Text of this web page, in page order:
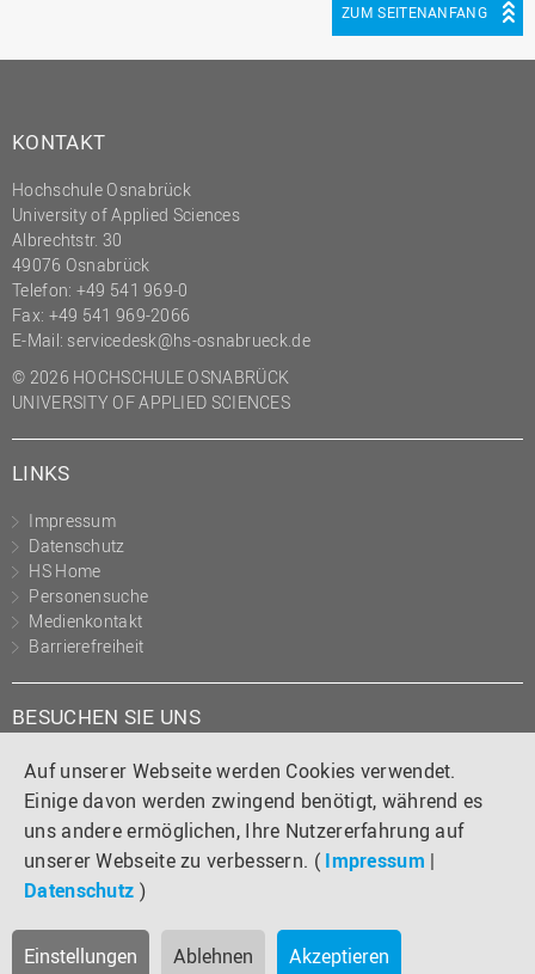
Auf unserer Webseite werden Cookies verwendet.
Einige davon werden zwingend benötigt, während es
uns andere ermöglichen, Ihre Nutzererfahrung auf
unserer Webseite zu verbessern. ( Impressum |
Datenschutz )
Einstellungen Ablehnen Akzeptieren
ZUM SEITENANFANG
KONTAKT
Hochschule Osnabrück
University of Applied Sciences
Albrechtstr. 30
49076 Osnabrück
Telefon: +49 541 969-0
Fax: +49 541 969-2066
E-Mail: servicedesk@hs-osnabrueck.de
© 2026 HOCHSCHULE OSNABRÜCK
UNIVERSITY OF APPLIED SCIENCES
LINKS
Impressum
Datenschutz
HS Home
Personensuche
Medienkontakt
Barrierefreiheit
BESUCHEN SIE UNS
Instagram
TiktokLinkedIn
YouTube
Facebook